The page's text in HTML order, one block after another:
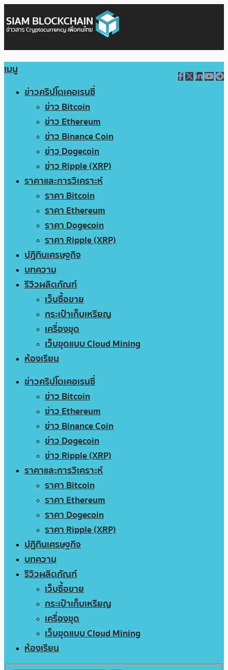
เมนู
ข่าวคริปโตเคอเรนซี่
ข่าว Bitcoin
ข่าว Ethereum
ข่าว Binance Coin
ข่าว Dogecoin
ข่าว Ripple (XRP)
ราคาและการวิเคราะห์
ราคา Bitcoin
ราคา Ethereum
ราคา Dogecoin
ราคา Ripple (XRP)
ปฏิทินเศรษฐกิจ
บทความ
รีวิวผลิตภัณฑ์
เว็บซื้อขาย
กระเป๋าเก็บเหรียญ
เครื่องขุด
เว็บขุดแบบ Cloud Mining
ห้องเรียน
ข่าวคริปโตเคอเรนซี่
ข่าว Bitcoin
ข่าว Ethereum
ข่าว Binance Coin
ข่าว Dogecoin
ข่าว Ripple (XRP)
ราคาและการวิเคราะห์
ราคา Bitcoin
ราคา Ethereum
ราคา Dogecoin
ราคา Ripple (XRP)
ปฏิทินเศรษฐกิจ
บทความ
รีวิวผลิตภัณฑ์
เว็บซื้อขาย
กระเป๋าเก็บเหรียญ
เครื่องขุด
เว็บขุดแบบ Cloud Mining
ห้องเรียน